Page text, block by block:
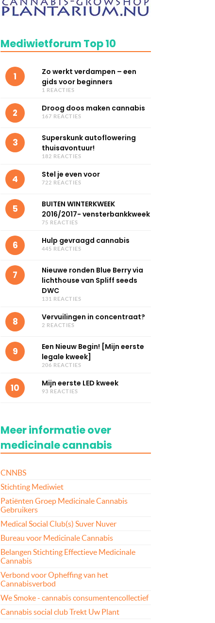
Mediwietforum Top 10
1
Zo werkt verdampen – een
gids voor beginners
1 REACTIES
2 Droog doos maken cannabis
167 REACTIES
3
Superskunk autoflowering
thuisavontuur!
182 REACTIES
4 Stel je even voor
722 REACTIES
5
BUITEN WINTERKWEEK
2016/2017- vensterbankkweek
75 REACTIES
6 Hulp gevraagd cannabis
445 REACTIES
7
Nieuwe ronden Blue Berry via
lichthouse van Spliff seeds
DWC
131 REACTIES
8 Vervuilingen in concentraat?
2 REACTIES
9
Een Nieuw Begin! [Mijn eerste
legale kweek]
206 REACTIES
10 Mijn eerste LED kweek
93 REACTIES
Meer informatie over
medicinale cannabis
CNNBS
Stichting Mediwiet
Patiënten Groep Medicinale Cannabis
Gebruikers
Medical Social Club(s) Suver Nuver
Bureau voor Medicinale Cannabis
Belangen Stichting Effectieve Medicinale
Cannabis
Verbond voor Opheffing van het
Cannabisverbod
We Smoke - cannabis consumentencollectief
Cannabis social club Trekt Uw Plant